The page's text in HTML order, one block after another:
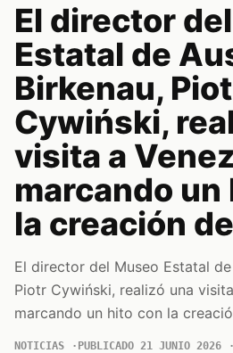
El director
Estatal de
Birkenau,
Cywiński,
visita a
marcando un
la creación
El director del Museo Estatal
Piotr Cywiński, realizó una
marcando un hito con la
NOTICIAS PUBLICADO 21 JUNIO 2026